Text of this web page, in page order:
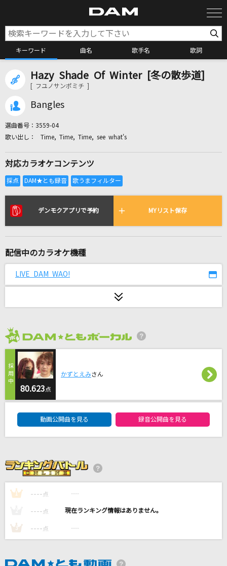
キーワード 曲名 歌手名 歌詞
カラオケ検索
全国りれき
リアルタイムで歌われている曲の一覧
アウトサイダー
瞬間、シンフォニー。
miwa
君が眩しいから僕は星が見えない
[生音]ロックンロール・ウィドウ
山口百恵
UNION
[生音]サウダージ
ポルノグラフィティ
[生音]星影のエール
Hazy Shade Of Winter [冬の散歩道]
[ フユノサンポミチ ]
Bangles
選曲番号： 3559-04
Time, Time, Time, see what's
対応カラオケコンテンツ
デンモクアプリで予約 MYリスト保存
配信中のカラオケ機種
LIVE DAM WAO!
80.623点
かずとえみさん
動画公開曲を見る 録音公開曲を見る
1 ---- 点 ----
---- 点 ----
3 ---- 点 ----